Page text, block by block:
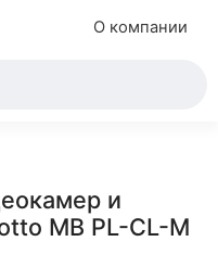
О компании
и
MB PL-CL-M